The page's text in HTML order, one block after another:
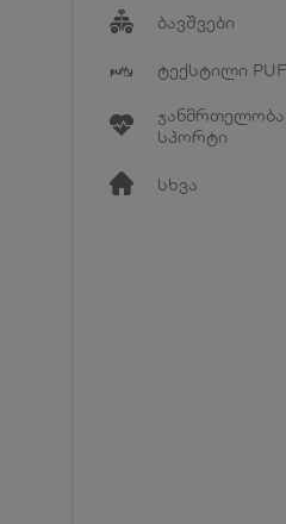
ბავშვები
ტექსტილი
სპორტი
სხვა